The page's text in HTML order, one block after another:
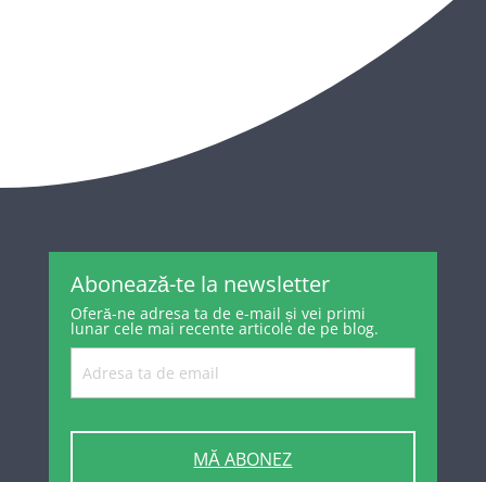
Abonează-te la newsletter
Oferă-ne adresa ta de e-mail și vei primi
lunar cele mai recente articole de pe blog.
MĂ ABONEZ